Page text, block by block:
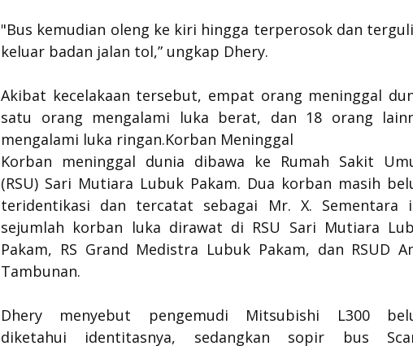
"Bus kemudian oleng ke kiri hingga terperosok dan
keluar badan jalan tol,” ungkap Dhery.
Akibat kecelakaan tersebut, empat orang meninggal
satu orang mengalami luka berat, dan 18 orang
mengalami luka ringan. Korban Meninggal
Korban meninggal dunia dibawa ke Rumah Sakit
(RSU) Sari Mutiara Lubuk Pakam. Dua korban masih
teridentifikasi dan tercatat sebagai Mr. X. Sementara
sejumlah korban luka dirawat di RSU Sari Mutiara
Pakam, RS Grand Medistra Lubuk Pakam, dan RSUD
Tambunan.
Dhery menyebut pengemudi Mitsubishi L300
diketahui identitasnya, sedangkan sopir bus